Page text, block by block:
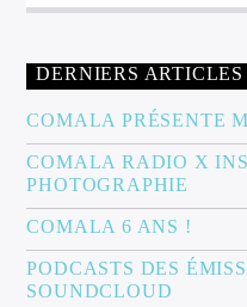
DERNIERS ARTICLES
COMALA PRÉSENTE
COMALA RADIO X
PHOTOGRAPHIE
COMALA 6 ANS !
PODCASTS DES
SOUNDCLOUD